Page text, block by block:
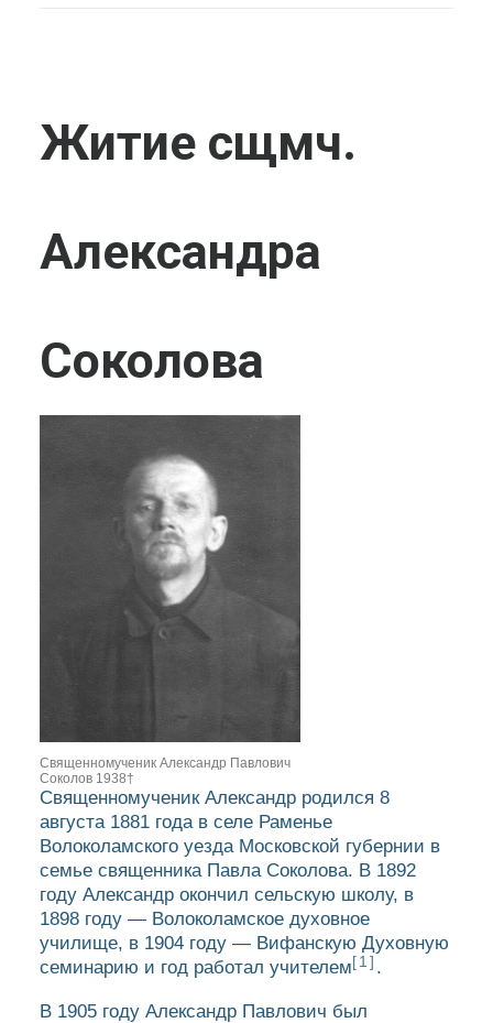
Житие сщмч.
Александра
Соколова
Священномученик Александр Павлович
Соколов 1938†
Священномученик Александр родился 8
августа 1881 года в селе Раменье
Волоколамского уезда Московской губернии в
семье священника Павла Соколова. В 1892
году Александр окончил сельскую школу, в
1898 году — Волоколамское духовное
училище, в 1904 году — Вифанскую Духовную
семинарию и год работал учителем[1] .
В 1905 году Александр Павлович был